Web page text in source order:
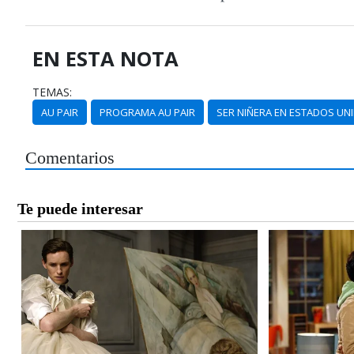
EN ESTA NOTA
TEMAS:
AU PAIR PROGRAMA AU PAIR SER NIÑERA EN ESTADOS
Comentarios